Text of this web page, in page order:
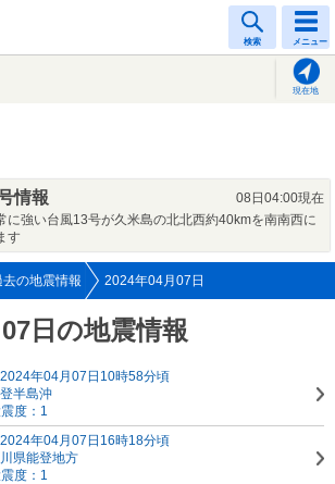
検索 メニュー
現在地
情報
08日04:00現在
に強い台風13号が久米島の北北西約40kmを南南西に
す
去の地震情報 2024年04月07日
日の地震情報
年04月07日10時58分頃
半島沖
度：1
年04月07日16時18分頃
県能登地方
度：1